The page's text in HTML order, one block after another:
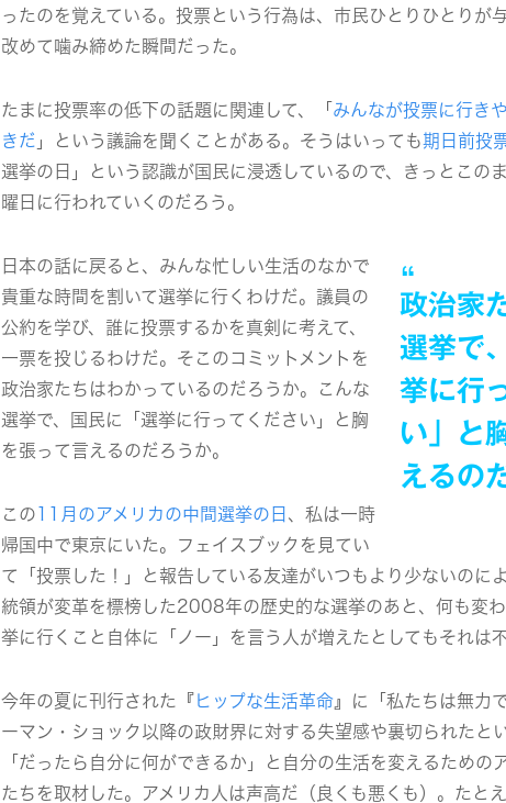
ったのを覚えている。投票という行為は、市民ひとりひとりが
改めて噛み締めた瞬間だった。
たまに投票率の低下の話題に関連して、「 みんなが投票に行き
きだ 」という議論を聞くことがある。そうはいっても期日前投
選挙の日」という認識が国民に浸透しているので、きっとこの
曜日に行われていくのだろう。
政治家
選挙で
挙に行
い」と
えるの
日本の話に戻ると、みんな忙しい生活のなかで
貴重な時間を割いて選挙に行くわけだ。議員の
公約を学び、誰に投票するかを真剣に考えて、
一票を投じるわけだ。そこのコミットメントを
政治家たちはわかっているのだろうか。こんな
選挙で、国民に「選挙に行ってください」と胸
を張って言えるのだろうか。
この 11月のアメリカの中間選挙の日 、私は一時
帰国中で東京にいた。フェイスブックを見てい
て「投票した！」と報告している友達がいつもより少ないのに
統領が変革を標榜した2008年の歴史的な選挙のあと、何も変
挙に行くこと自体に「ノー」を言う人が増えたとしてもそれは
今年の夏に刊行された『ヒップな生活革命』に 「私たちは無力
ーマン・ショック以降の政財界に対する失望感や裏切られたと
「だったら自分に何ができるか」と自分の生活を変えるための
たちを取材した。アメリカ人は声高だ（良くも悪くも）。たと